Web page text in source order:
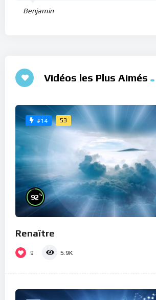
Benjamin
Vidéos les Plus Aimés
#14 53
92%
Renaître
9 5.9K